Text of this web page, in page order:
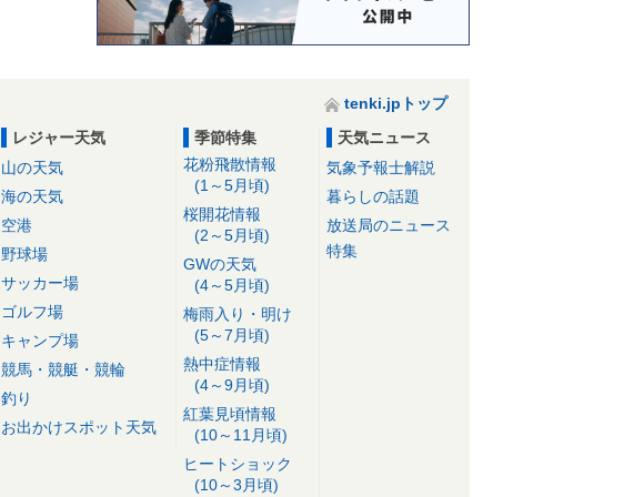
tenki.jpトップ
レジャー天気
山の天気
海の天気
空港
野球場
サッカー場
ゴルフ場
キャンプ場
競馬・競艇・競輪
釣り
お出かけスポット天気
季節特集
花粉飛散情報
(1～5月頃)
桜開花情報
(2～5月頃)
GWの天気
(4～5月頃)
梅雨入り・明け
(5～7月頃)
熱中症情報
(4～9月頃)
紅葉見頃情報
(10～11月頃)
ヒートショック
(10～3月頃)
天気ニュース
気象予報士解説
暮らしの話題
放送局のニュース
特集